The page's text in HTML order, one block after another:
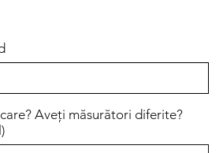
Aveți măsurători diferite?